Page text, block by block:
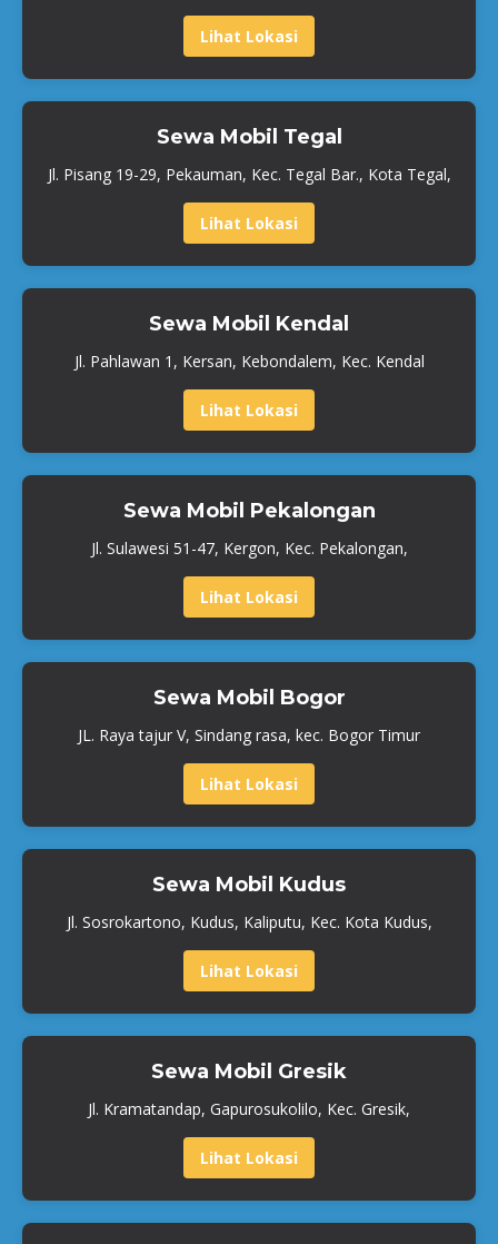
Lihat Lokasi
Sewa Mobil Tegal
Jl. Pisang 19-29, Pekauman, Kec. Tegal Bar., Kota Tegal,
Lihat Lokasi
Sewa Mobil Kendal
Jl. Pahlawan 1, Kersan, Kebondalem, Kec. Kendal
Lihat Lokasi
Sewa Mobil Pekalongan
Jl. Sulawesi 51-47, Kergon, Kec. Pekalongan,
Lihat Lokasi
Sewa Mobil Bogor
JL. Raya tajur V, Sindang rasa, kec. Bogor Timur
Lihat Lokasi
Sewa Mobil Kudus
Jl. Sosrokartono, Kudus, Kaliputu, Kec. Kota Kudus,
Lihat Lokasi
Sewa Mobil Gresik
Jl. Kramatandap, Gapurosukolilo, Kec. Gresik,
Lihat Lokasi